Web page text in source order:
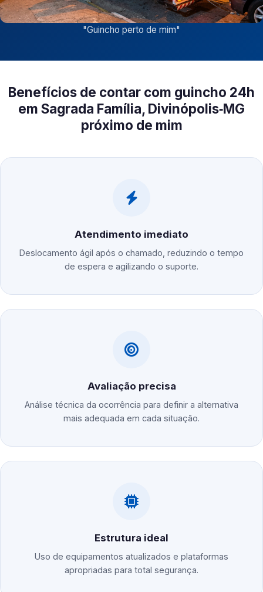
"Guincho perto de mim"
Benefícios de contar com guincho 24h
em Sagrada Família, Divinópolis‑MG
próximo de mim
Atendimento imediato
Deslocamento ágil após o chamado, reduzindo o tempo
de espera e agilizando o suporte.
Avaliação precisa
Análise técnica da ocorrência para definir a alternativa
mais adequada em cada situação.
Estrutura ideal
Uso de equipamentos atualizados e plataformas
apropriadas para total segurança.